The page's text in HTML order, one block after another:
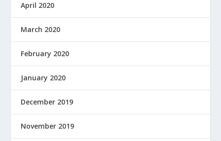
April 2020
March 2020
February 2020
January 2020
December 2019
November 2019